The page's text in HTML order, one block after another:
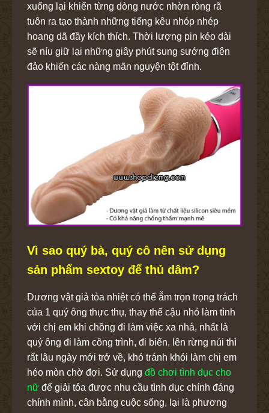
xuống lại khiến từng dòng nước nhờn ròng rã
tuôn ra tạo thành những tiếng kêu nhóp nhép
hoang dã đầy kích thích. Thời lượng pin kéo dài
sẽ níu giữ lại những giây phút sung sướng điên
đảo khiến các nàng mãn nguyện tột đỉnh.
Vì sao quý bà, quý cô nên sử dụng
sản phẩm sextoy để thủ dâm?
Dương vật giả tỏa nhiệt có thể ẵm trọn trọng trách
của 1 quý ông thực thụ, thay thế cậu nhỏ làm tình
với chị em khi chồng đi làm việc xa nhà, nhất là
quý ông đi làm công trình, đi biển, lên rừng núi thì
rất lâu ngày mới trở về, khó tránh khỏi làm chị em
héo mòn chờ đợi. Sử dụng đồ chơi tình dục cho
nữ để giải tỏa được nhu cầu tình dục chính đáng
chính mình, cân bằng cuộc sống, lại là phương